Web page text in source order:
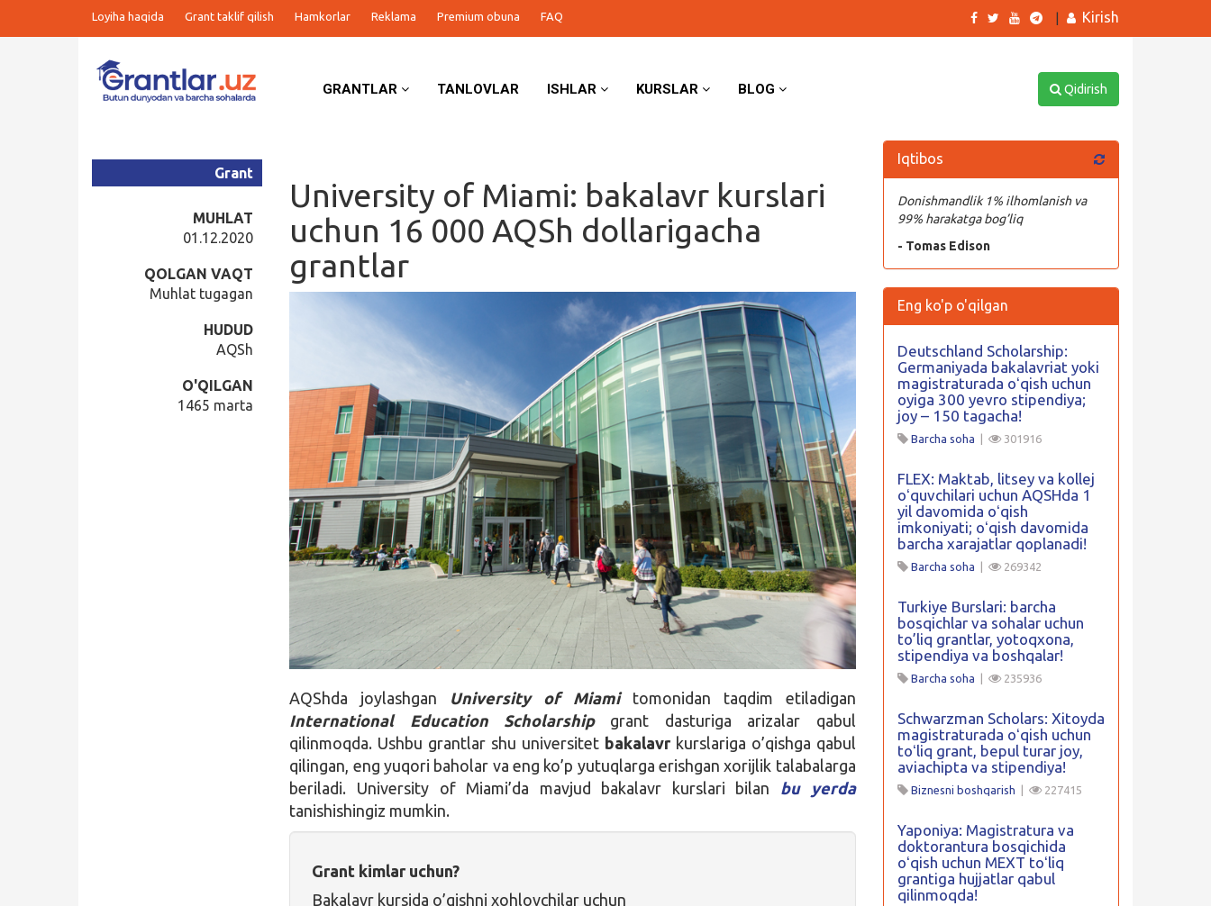
Loyiha haqida Grant taklif qilish Hamkorlar Reklama Premium obuna FAQ Kirish
GRANTLAR TANLOVLAR ISHLAR KURSLAR BLOG Qidirish
University of Miami: bakalavr kurslari
uchun 16 000 AQSh dollarigacha
grantlar
Grant
MUHLAT
01.12.2020
QOLGAN VAQT
Muhlat tugagan
HUDUD
AQSh
O'QILGAN
1465 marta
AQShda joylashgan University of Miami tomonidan taqdim etiladigan
International Education Scholarshipgrant dasturiga arizalar qabul
qilinmoqda. Ushbu grantlar shu universitet bakalavrkurslariga o’qishga qabul
qilingan, eng yuqori baholar va eng ko’p yutuqlarga erishgan xorijlik talabalarga
beriladi. University of Miami’da mavjud bakalavr kurslari bilan
bu yerda
tanishishingiz mumkin.
Grant kimlar uchun?
Bakalavr kursida o’qishni xohlovchilar uchun
Iqtibos
Donishmandlik 1% ilhomlanish va
99% harakatga bog’liq
- Tomas Edison
Eng ko'p o'qilgan
Deutschland Scholarship:
Germaniyada bakalavriat yoki
magistraturada oʻqish uchun
oyiga 300 yevro stipendiya;
joy – 150 tagacha!
Barcha soha 301916
FLEX: Maktab, litsey va kollej
oʻquvchilari uchun AQSHda 1
yil davomida oʻqish
imkoniyati; oʻqish davomida
barcha xarajatlar qoplanadi!
Barcha soha 269342
Turkiye Burslari: barcha
bosqichlar va sohalar uchun
to’liq grantlar, yotoqxona,
stipendiya va boshqalar!
Barcha soha 235936
Schwarzman Scholars: Xitoyda
magistraturada oʻqish uchun
toʻliq grant, bepul turar joy,
aviachipta va stipendiya!
Biznesni boshqarish 227415
Yaponiya: Magistratura va
doktorantura bosqichida
oʻqish uchun MEXT toʻliq
grantiga hujjatlar qabul
qilinmoqda!